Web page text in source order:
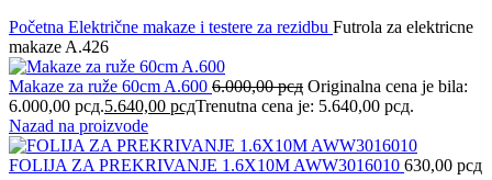
Početna Električne makaze i testere za rezidbu Futrola za elektricne
makaze A.426
Makaze za ruže 60cm A.600 6.000,00рсд Originalna cena je bila:
6.000,00 рсд.5.640,00 рсдTrenutna cena je: 5.640,00 рсд.
Nazad na proizvode
FOLIJA ZA PREKRIVANJE 1.6X10M AWW3016010 630,00 рсд